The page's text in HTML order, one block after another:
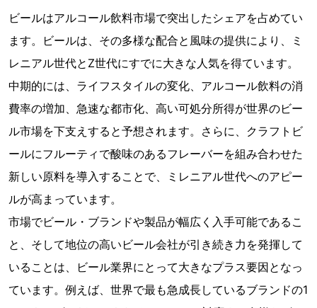
ビールはアルコール飲料市場で突出したシェアを占めてい
ます。ビールは、その多様な配合と風味の提供により、ミ
レニアル世代とZ世代にすでに大きな人気を得ています。
中期的には、ライフスタイルの変化、アルコール飲料の消
費率の増加、急速な都市化、高い可処分所得が世界のビー
ル市場を下支えすると予想されます。さらに、クラフトビ
ールにフルーティで酸味のあるフレーバーを組み合わせた
新しい原料を導入することで、ミレニアル世代へのアピー
ルが高まっています。
市場でビール・ブランドや製品が幅広く入手可能であるこ
と、そして地位の高いビール会社が引き続き力を発揮して
いることは、ビール業界にとって大きなプラス要因となっ
ています。例えば、世界で最も急成長しているブランドの1